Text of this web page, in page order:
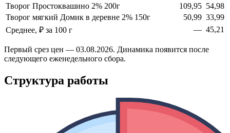
Творог Простоквашино 2% 200г
109,95 54,98
Творог мягкий Домик в деревне 2% 150г
50,99 33,99
Среднее, ₽ за 100 г
— 45,21
Первый срез цен — 03.08.2026. Динамика появится после
следующего еженедельного сбора.
Структура работы